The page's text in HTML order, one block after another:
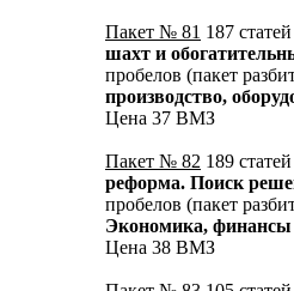
Пакет № 81 187 статей
шахт и
пробелов (пакет
производство,
Цена 37 ВМЗ
Пакет № 82 189 статей
реформа. Поиск
пробелов (пакет
Экономика, финансы
Цена 38 ВМЗ